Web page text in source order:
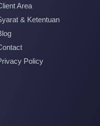
Area
& Ketentuan
Policy